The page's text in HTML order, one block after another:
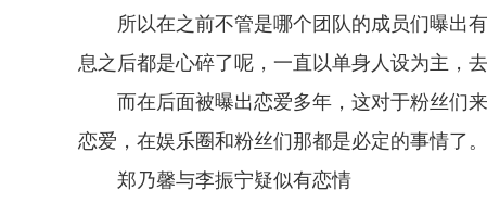
所以在之前不管是哪个团队的成员们曝出
息之后都是心碎了呢，一直以单身人设为主，去
而在后面被曝出恋爱多年，这对于粉丝们
恋爱，在娱乐圈和粉丝们那都是必定的事情了。
郑乃馨与李振宁疑似有恋情